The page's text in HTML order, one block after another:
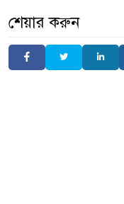
শেয়ার করুন